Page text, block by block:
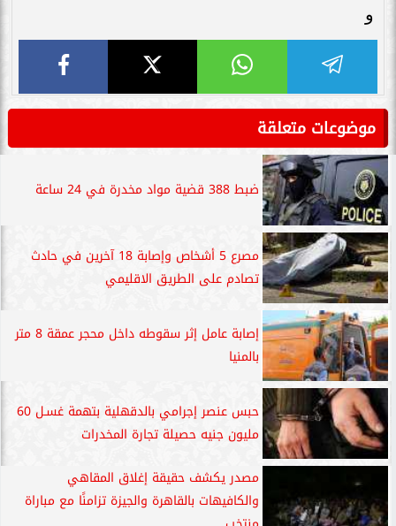
و
موضوعات متعلقة
ضبط 388 قضية مواد مخدرة في 24 ساعة
مصرع 5 أشخاص وإصابة 18 آخرين في حادث
تصادم على الطريق الاقليمي
إصابة عامل إثر سقوطه داخل محجر عمقة 8 متر
بالمنيا
حبس عنصر إجرامي بالدقهلية بتهمة غسـل 60
مليون جنيه حصيلة تجارة المخدرات
مصدر يكشف حقيقة إغلاق المقاهي
والكافيهات بالقاهرة والجيزة تزامنًا مع مباراة